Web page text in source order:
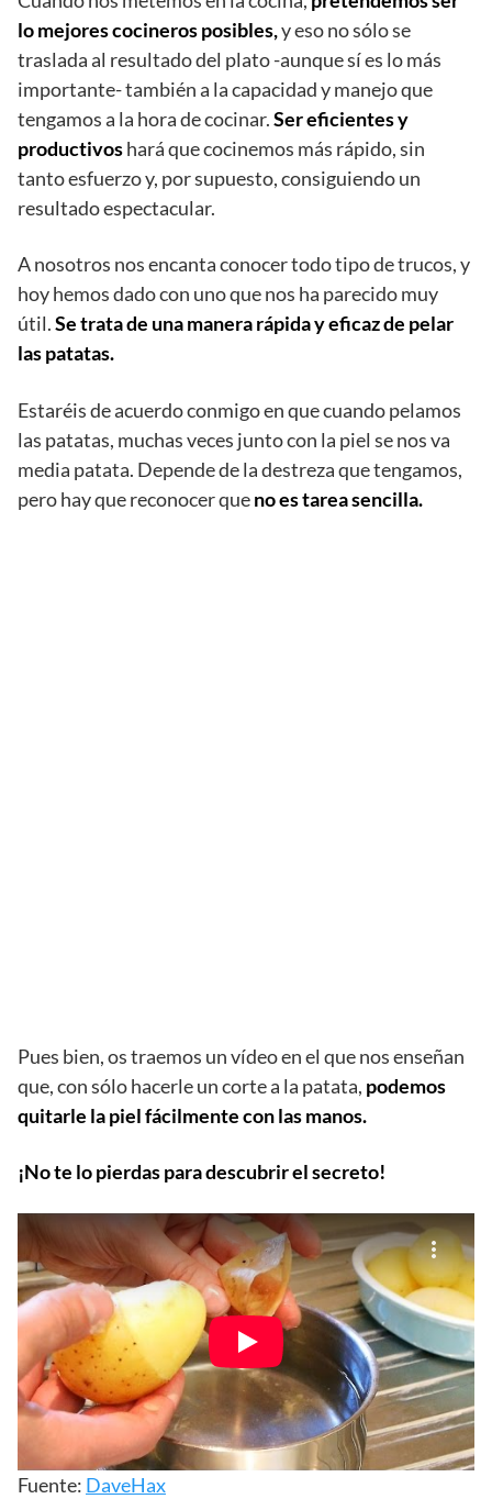
lo mejores cocineros posibles,y eso no sólo se
traslada al resultado del plato -aunque sí es lo más
importante- también a la capacidad y manejo que
tengamos a la hora de cocinar.Ser eficientes y
productivoshará que cocinemos más rápido, sin
tanto esfuerzo y, por supuesto, consiguiendo un
resultado espectacular.
A nosotros nos encanta conocer todo tipo de trucos, y
hoy hemos dado con uno que nos ha parecido muy
útil.Se trata de una manera rápida y eficaz de pelar
las patatas.
Estaréis de acuerdo conmigo en que cuando pelamos
las patatas, muchas veces junto con la piel se nos va
media patata. Depende de la destreza que tengamos,
pero hay que reconocer queno es tarea sencilla.
Pues bien, os traemos un vídeo en el que nos enseñan
que, con sólo hacerle un corte a la patata, podemos
quitarle la piel fácilmente con las manos.
¡No te lo pierdas para descubrir el secreto!
Fuente: DaveHax